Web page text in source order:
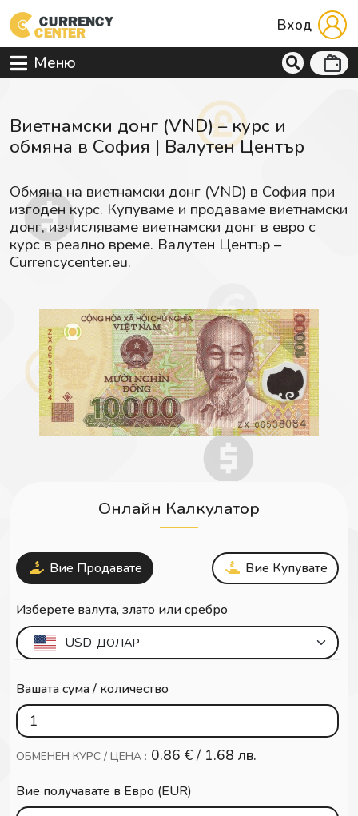
Вход
Меню
Виетнамски донг (VND) – курс и
обмяна в София | Валутен Център
Обмяна на виетнамски донг (VND) в София при
изгоден курс. Купуваме и продаваме виетнамски
донг, изчисляваме виетнамски донг в евро с
курс в реално време. Валутен Център –
Currencycenter.eu.
Онлайн Калкулатор
Вие Продавате Вие Купувате
Изберете валута, злато или сребро
USD ДОЛАР
Вашата сума / количество
ОБМЕНЕН КУРС / ЦЕНА : 0.86 € / 1.68 лв.
Вие получавате в Евро (EUR)